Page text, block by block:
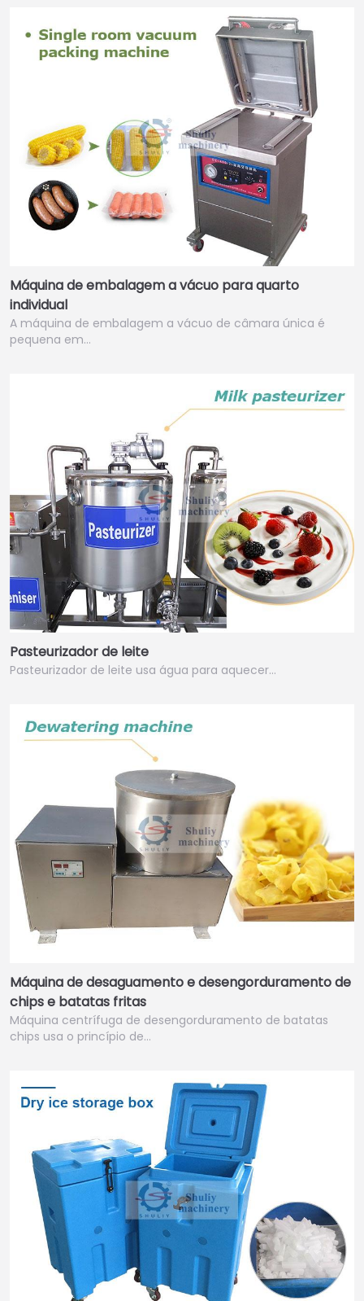
Máquina de embalagem a vácuo para quarto
individual
A máquina de embalagem a vácuo de câmara única é
pequena em…
Pasteurizador de leite
Pasteurizador de leite usa água para aquecer…
Máquina de desaguamento e desengorduramento de
chips e batatas fritas
Máquina centrífuga de desengorduramento de batatas
chips usa o princípio de…